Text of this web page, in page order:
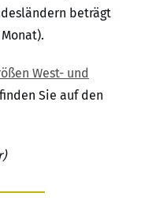
beträgt
West- und
Sie auf den